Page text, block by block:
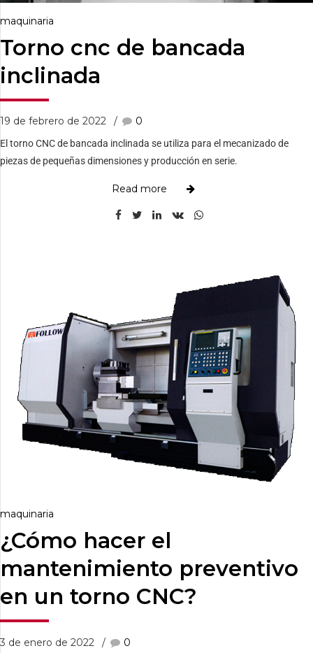
maquinaria
Torno cnc de bancada
inclinada
19 de febrero de 2022 0
El torno CNC de bancada inclinada se utiliza para el mecanizado de
piezas de pequeñas dimensiones y producción en serie.
Read more
maquinaria
¿Cómo hacer el
mantenimiento preventivo
en un torno CNC?
3 de enero de 2022 0